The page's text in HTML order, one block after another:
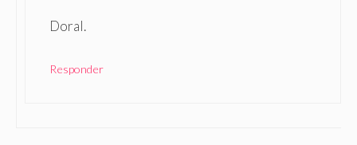
Doral.
Responder